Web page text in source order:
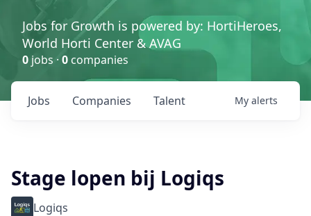
Jobs for Growth is powered by: HortiHeroes,
World Horti Center & AVAG
0 jobs · 0 companies
Jobs Companies Talent My alerts
Stage lopen bij Logiqs
Logiqs